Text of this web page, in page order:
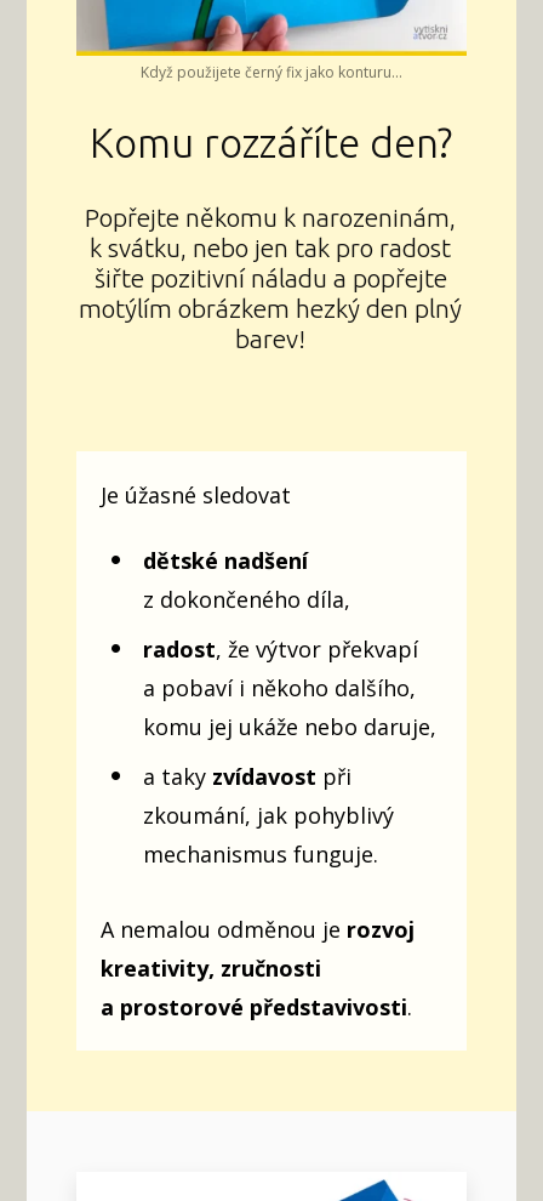
Když použijete černý fix jako konturu...
Komu rozzáříte den?
Popřejte někomu k narozeninám,
k svátku, nebo jen tak pro radost
šiřte pozitivní náladu a popřejte
motýlím obrázkem hezký den plný
barev!
Je úžasné sledovat
dětské nadšení
z dokončeného díla,
radost, že výtvor překvapí
a pobaví i někoho dalšího,
komu jej ukáže nebo daruje,
a taky zvídavost při
zkoumání, jak pohyblivý
mechanismus funguje.
A nemalou odměnou je rozvoj
kreativity, zručnosti
a prostorové představivosti.